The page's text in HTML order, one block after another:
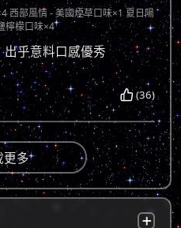
西部風情 - 美國煙草口味×1 夏日陽
檸檬口味×4
乎意料口感優秀
(36)
更多